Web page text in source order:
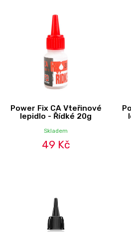
Power Fix CA Vteřinové
lepidlo - Řídké 20g
Skladem
49 Kč